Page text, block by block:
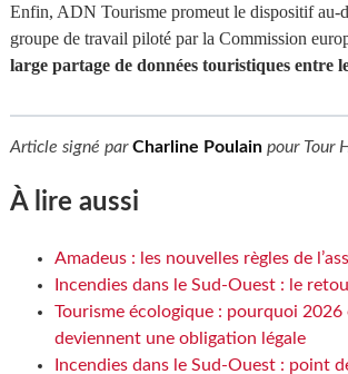
Enfin, ADN Tourisme promeut le dispositif au-
groupe de travail piloté par la Commission
large partage de données touristiques entre
Article signé parCharline Poulainpour Tour
À lire aussi
Amadeus : les nouvelles règles de
Incendies dans le Sud-Ouest : le
Tourisme écologique : pourquoi
deviennent une obligation légale
Incendies dans le Sud-Ouest : point